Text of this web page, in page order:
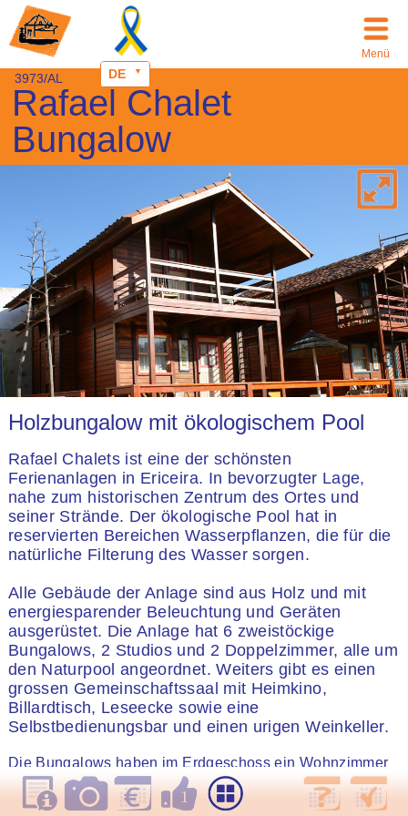
DE
3973/AL
Rafael Chalet
Bungalow
Holzbungalow mit ökologischem Pool
Rafael Chalets ist eine der schönsten
Ferienanlagen in Ericeira. In bevorzugter Lage,
nahe zum historischen Zentrum des Ortes und
seiner Strände. Der ökologische Pool hat in
reservierten Bereichen Wasserpflanzen, die für die
natürliche Filterung des Wasser sorgen.
Alle Gebäude der Anlage sind aus Holz und mit
energiesparender Beleuchtung und Geräten
ausgerüstet. Die Anlage hat 6 zweistöckige
Bungalows, 2 Studios und 2 Doppelzimmer, alle um
den Naturpool angeordnet. Weiters gibt es einen
grossen Gemeinschaftssaal mit Heimkino,
Billardtisch, Leseecke sowie eine
Selbstbedienungsbar und einen urigen Weinkeller.
Die Bungalows haben im Erdgeschoss ein Wohnzimmer
mit Kochecke und ein Badezimmer, sowie eine nette
Terrasse mit Blick auf den Pool und Garten und Tisch und
Sessel für eine Mahlzeit im Freien. Im ersten Stock
1
Menü